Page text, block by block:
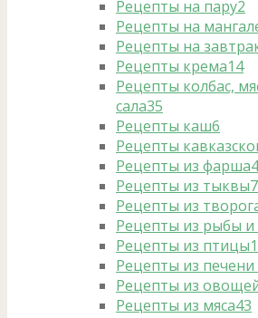
Рецепты на пару2
Рецепты на
Рецепты на
Рецепты крема14
Рецепты колбас,
сала35
Рецепты каш6
Рецепты
Рецепты из фарша
Рецепты из тыквы7
Рецепты из
Рецепты из рыбы
Рецепты из птицы
Рецепты из печени
Рецепты из
Рецепты из мяса43